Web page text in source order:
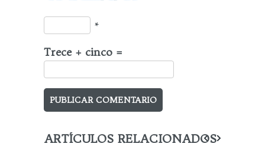
*
Trece + cinco =
ARTÍCULOS RELACIONADOS